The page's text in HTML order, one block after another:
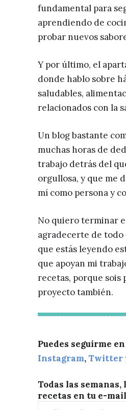
fundamental para
aprendiendo de
probar nuevos
Y por último, el
donde hablo sobre
saludables,
relacionados con la
Un blog bastante
muchas horas de
trabajo detrás del
orgullosa, y que me
mí como persona y
No quiero terminar
agradecerte de todo
que estás leyendo
que apoyan mi
recetas, porque sois
proyecto también.
Puedes seguirme en
Instagram, Twitter
Todas las semanas,
recetas en tu e-mail